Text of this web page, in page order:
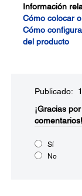
Información
Cómo colocar
Cómo
del producto
Publicado:
¡Gracias
comentarios!
Sí
No